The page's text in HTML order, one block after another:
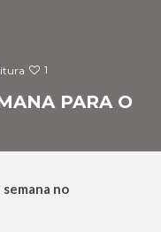
1
PARA O
no